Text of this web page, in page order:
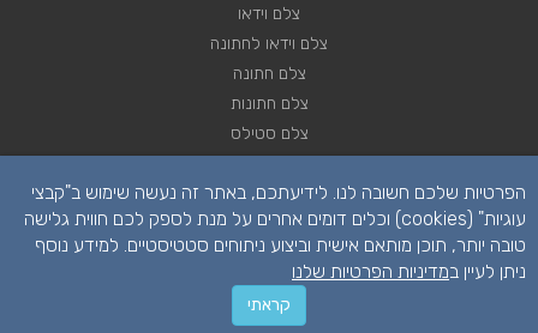
צלם וידאו
צלם וידאו לחתונה
צלם חתונה
צלם חתונות
צלם סטילס
רחפן לחתונה
הפרטיות שלכם חשובה לנו. לידיעתכם, באתר זה נעשה שימוש ב"קבצי
עוגיות" (cookies) וכלים דומים אחרים על מנת לספק לכם חווית גלישה
טובה יותר, תוכן מותאם אישית וביצוע ניתוחים סטטיסטיים. למידע נוסף
ניתן לעיין במדיניות הפרטיות שלנו
קראתי